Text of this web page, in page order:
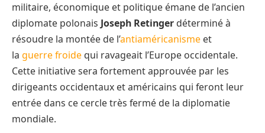
militaire, économique et politique émane de l’ancien
diplomate polonais Joseph Retinger déterminé à
résoudre la montée de l’antiaméricanisme et
la guerre froide qui ravageait l’Europe occidentale.
Cette initiative sera fortement approuvée par les
dirigeants occidentaux et américains qui feront leur
entrée dans ce cercle très fermé de la diplomatie
mondiale.